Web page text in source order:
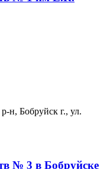
н, Бобруйск г., ул.
№ 3 в Бобруйске